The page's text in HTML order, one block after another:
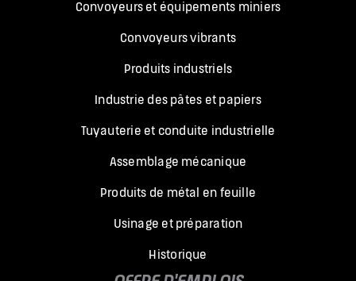
Convoyeurs et équipements miniers
Convoyeurs vibrants
Produits industriels
Industrie des pâtes et papiers
Tuyauterie et conduite industrielle
Assemblage mécanique
Produits de métal en feuille
Usinage et préparation
Historique